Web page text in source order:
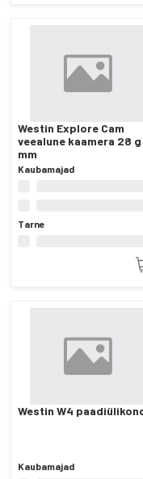
Westin Explore Cam
veealune kaamera 28 g
mm
Kaubamajad
Tarne
Westin W4
Kaubamajad